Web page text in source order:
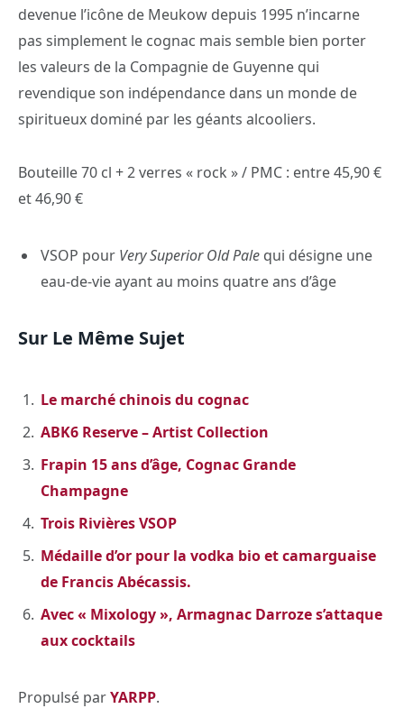
devenue l’icône de Meukow depuis 1995 n’incarne
pas simplement le cognac mais semble bien porter
les valeurs de la Compagnie de Guyenne qui
revendique son indépendance dans un monde de
spiritueux dominé par les géants alcooliers.
Bouteille 70 cl + 2 verres « rock » / PMC : entre 45,90 €
et 46,90 €
VSOP pour Very Superior Old Pale qui désigne une
eau-de-vie ayant au moins quatre ans d’âge
Sur Le Même Sujet
Le marché chinois du cognac
ABK6 Reserve – Artist Collection
Frapin 15 ans d’âge, Cognac Grande
Champagne
Trois Rivières VSOP
Médaille d’or pour la vodka bio et camarguaise
de Francis Abécassis.
Avec « Mixology », Armagnac Darroze s’attaque
aux cocktails
Propulsé parYARPP.